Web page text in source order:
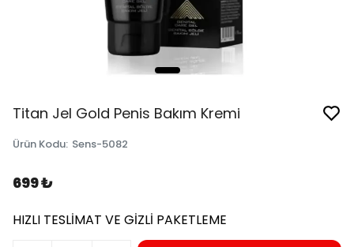
Titan Jel Gold Penis Bakım Kremi
Ürün Kodu: Sens-5082
699 ₺
HIZLI TESLİMAT VE GİZLİ PAKETLEME